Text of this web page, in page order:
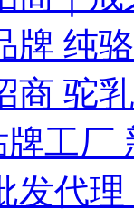
牌 纯
商 驼
牌工厂
发代